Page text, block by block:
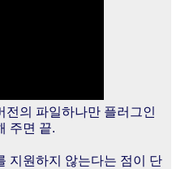
전의 파일하나만 플러그인
주면 끝.
지원하지 않는다는 점이 단